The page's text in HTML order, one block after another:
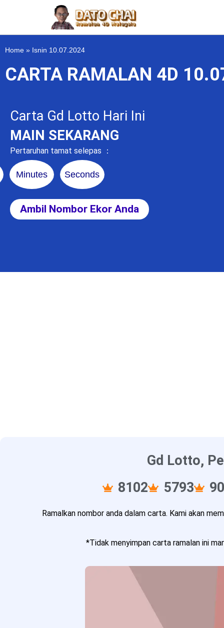
Home » Isnin 10.07.2024
CARTA RAMALAN 4D
Carta Gd Lotto Hari Ini
MAIN SEKARANG
Pertaruhan tamat selepas ：
Minutes Seconds
Ambil Nombor Ekor Anda
Gd Lotto,
8102
5793
Ramalkan nombor anda dalam carta. Kami akan
*Tidak menyimpan carta ramalan ini